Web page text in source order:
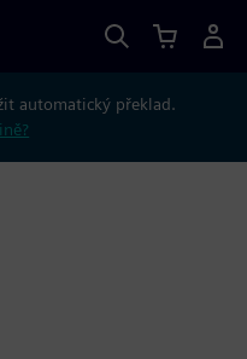
automatický překlad.